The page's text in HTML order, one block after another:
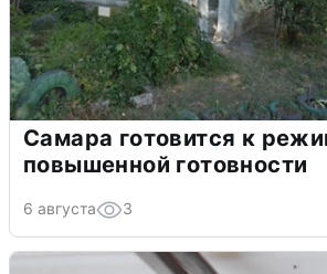
Самара готовится к
повышенной готовности
6 августа 3